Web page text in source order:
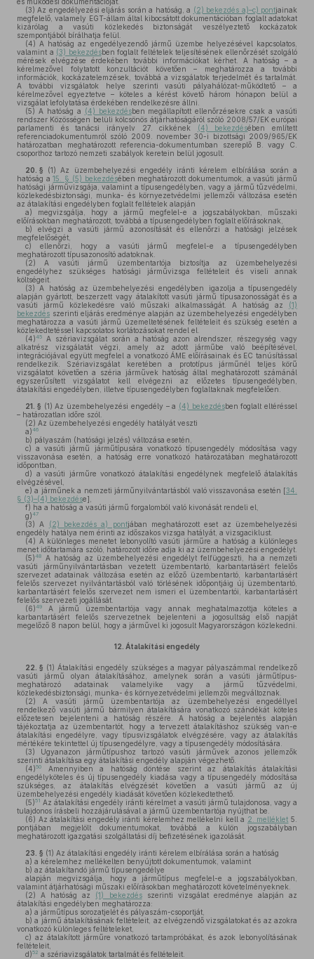
(3) Az engedélyezési eljárás során a hatóság, a (2) bekezdés a)–c) pontjainak
megfelelő, valamely EGT-állam által kibocsátott dokumentációban foglalt adatokat
kizárólag a vasúti közlekedés biztonságát veszélyeztető kockázatok
szempontjából bírálhatja felül.
(4) A hatóság az engedélyezendő jármű üzembe helyezésével kapcsolatos,
valamint a (3) bekezdésben foglalt feltételek teljesítésének ellenőrzését szolgáló
mérések elvégzése érdekében további információkat kérhet. A hatóság – a
kérelmezővel folytatott konzultációt követően – meghatározza a további
információk, kockázatelemzések, továbbá a vizsgálatok terjedelmét és tartalmát.
A további vizsgálatok helye szerinti vasúti pályahálózat-működtető – a
kérelmezővel egyeztetve – köteles a kérést követő három hónapon belül a
vizsgálat lefolytatása érdekében rendelkezésre állni.
(5) A hatóság a (4) bekezdésben megállapított ellenőrzésekre csak a vasúti
rendszer Közösségen belüli kölcsönös átjárhatóságáról szóló 2008/57/EK európai
parlamenti és tanácsi irányelv 27. cikkének
(4) bekezdésében említett
referenciadokumentumról szóló 2009. november 30-i bizottsági 2009/965/EK
határozatban meghatározott referencia-dokumentumban szereplő B. vagy C.
csoporthoz tartozó nemzeti szabályok keretein belül jogosult.
20. § (1) Az üzembehelyezési engedély iránti kérelem elbírálása során a
hatóság a15. § (5) bekezdésében meghatározott dokumentumok, a vasúti jármű
hatósági járművizsgája, valamint a típusengedélyben, vagy a jármű tűzvédelmi,
közlekedésbiztonsági, munka- és környezetvédelmi jellemzői változása esetén
az átalakítási engedélyben foglalt feltételek alapján
a) megvizsgálja, hogy a jármű megfelel-e a jogszabályokban, műszaki
előírásokban meghatározott, továbbá a típusengedélyben foglalt előírásoknak,
b) elvégzi a vasúti jármű azonosítását és ellenőrzi a hatósági jelzések
megfelelőségét,
c) ellenőrzi, hogy a vasúti jármű megfelel-e a típusengedélyben
meghatározott típusazonosító adatoknak.
(2) A vasúti jármű üzembentartója biztosítja az üzembehelyezési
engedélyhez szükséges hatósági járművizsga feltételeit és viseli annak
költségeit.
(3) A hatóság az üzembehelyezési engedélyben igazolja a típusengedély
alapján gyártott, beszerzett vagy átalakított vasúti jármű típusazonosságát és a
vasúti jármű közlekedésre való műszaki alkalmasságát. A hatóság az (1)
bekezdés szerinti eljárás eredménye alapján az üzembehelyezési engedélyben
meghatározza a vasúti jármű üzemeltetésének feltételeit és szükség esetén a
közlekedtetéssel kapcsolatos korlátozásokat rendel el.
(4)45
A szériavizsgálat során a hatóság azon alrendszer, részegység vagy
alkatrész vizsgálatát végzi, amely az adott járműbe való beépítésével,
integrációjával együtt megfelel a vonatkozó ÁME előírásainak és EC tanúsítással
rendelkezik. Szériavizsgálat keretében a prototípus járműnél teljes körű
vizsgálatot követően a széria járművek hatóság által meghatározott számánál
egyszerűsített vizsgálatot kell elvégezni az előzetes típusengedélyben,
átalakítási engedélyben, illetve típusengedélyben foglaltaknak megfelelően.
21. § (1) Az üzembehelyezési engedély – a (4) bekezdésben foglalt eltéréssel
– határozatlan időre szól.
(2) Az üzembehelyezési engedély hatályát veszti
a)46
b) pályaszám (hatósági jelzés) változása esetén,
c) a vasúti jármű járműtípusára vonatkozó típusengedély módosítása vagy
visszavonása esetén, a hatóság erre vonatkozó határozatában meghatározott
időpontban,
d) a vasúti járműre vonatkozó átalakítási engedélynek megfelelő átalakítás
elvégzésével,
e) a járműnek a nemzeti járműnyilvántartásból való visszavonása esetén [34.
§ (3)–(4) bekezdése],
f) ha a hatóság a vasúti jármű forgalomból való kivonását rendeli el,
g)47
(3) A (2) bekezdés a) pontjában meghatározott eset az üzembehelyezési
engedély hatálya nem érinti az időszakos vizsga hatályát, a vizsgaciklust.
(4) A különleges menetet lebonyolító vasúti járműre a hatóság a különleges
menet időtartamára szóló, határozott időre adja ki az üzembehelyezési engedélyt.
(5)48
A hatóság az üzembehelyezési engedélyt felfüggeszti, ha a nemzeti
vasúti járműnyilvántartásban vezetett üzembentartó, karbantartásért felelős
szervezet adatainak változása esetén az előző üzembentartó, karbantartásért
felelős szervezet nyilvántartásból való törlésének időpontjáig új üzembentartó,
karbantartásért felelős szervezet nem ismeri el üzembentartói, karbantartásért
felelős szervezeti jogállását.
(6)49
A jármű üzembentartója vagy annak meghatalmazottja köteles a
karbantartásért felelős szervezetnek bejelenteni a jogosultság első napját
megelőző 8 napon belül, hogy a járművel ki jogosult Magyarországon közlekedni.
12. Átalakítási engedély
22. § (1) Átalakítási engedély szükséges a magyar pályaszámmal rendelkező
vasúti jármű olyan átalakításához, amelynek során a vasúti járműtípus-
meghatározó adatainak valamelyike vagy a jármű tűzvédelmi,
közlekedésbiztonsági, munka- és környezetvédelmi jellemzői megváltoznak.
(2) A vasúti jármű üzembentartója az üzembehelyezési engedéllyel
rendelkező vasúti jármű bármilyen átalakítására vonatkozó szándékát köteles
előzetesen bejelenteni a hatóság részére. A hatóság a bejelentés alapján
tájékoztatja az üzembentartót, hogy a tervezett átalakításhoz szükség van-e
átalakítási engedélyre, vagy típusvizsgálatok elvégzésére, vagy az átalakítás
mértékére tekintettel új típusengedélyre, vagy a típusengedély módosítására.
(3) Ugyanazon járműtípushoz tartozó vasúti járművek azonos jellemzők
szerinti átalakítása egy átalakítási engedély alapján végezhető.
(4)50
Amennyiben a hatóság döntése szerint az átalakítás átalakítási
engedélyköteles és új típusengedély kiadása vagy a típusengedély módosítása
szükséges, az átalakítás elvégzését követően a vasúti jármű az új
üzembehelyezési engedély kiadását követően közlekedtethető.
(5)51 Az átalakítási engedély iránti kérelmet a vasúti jármű tulajdonosa, vagy a
tulajdonos írásbeli hozzájárulásával a jármű üzembentartója nyújthat be.
(6) Az átalakítási engedély iránti kérelemhez mellékelni kell a 2. melléklet 5.
pontjában megjelölt dokumentumokat, továbbá a külön jogszabályban
meghatározott igazgatási szolgáltatási díj befizetésének igazolását.
23. § (1) Az átalakítási engedély iránti kérelem elbírálása során a hatóság
a) a kérelemhez mellékelten benyújtott dokumentumok, valamint
b) az átalakítandó jármű típusengedélye
alapján megvizsgálja, hogy a járműtípus megfelel-e a jogszabályokban,
valamint átjárhatósági műszaki előírásokban meghatározott követelményeknek.
(2) A hatóság az (1) bekezdésszerinti vizsgálat eredménye alapján az
átalakítási engedélyben meghatározza:
a) a járműtípus sorozatjelét és pályaszám-csoportját,
b) a jármű átalakításának feltételeit, az elvégzendő vizsgálatokat és az azokra
vonatkozó különleges feltételeket,
c) az átalakított járműre vonatkozó tartampróbákat, és azok lebonyolításának
feltételeit,
d)52 a szériavizsgálatok tartalmát és feltételeit.